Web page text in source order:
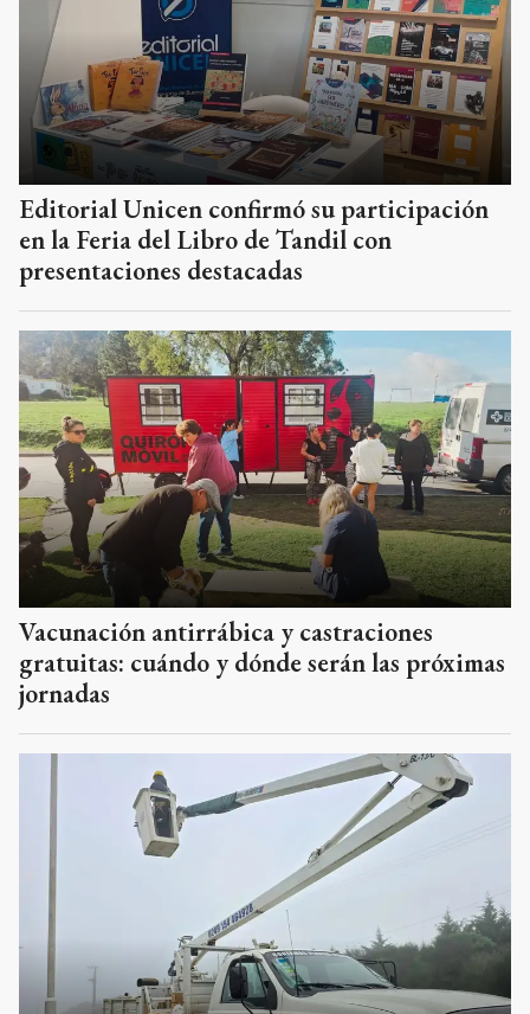
Editorial Unicen confirmó su participación
en la Feria del Libro de Tandil con
presentaciones destacadas
Vacunación antirrábica y castraciones
gratuitas: cuándo y dónde serán las próximas
jornadas